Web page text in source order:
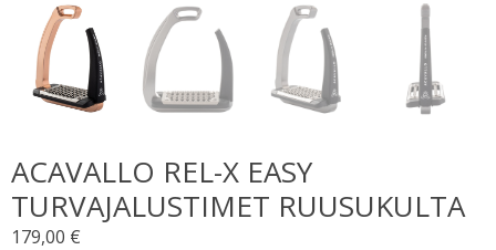
ACAVALLO REL-X EASY
TURVAJALUSTIMET RUUSUKULTA
179,00 €